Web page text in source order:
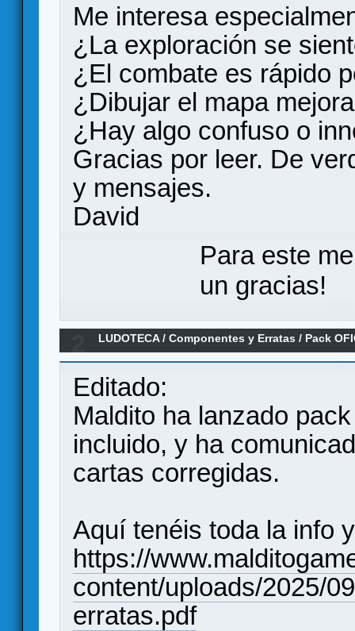
Me interesa
¿La exploración se
¿El combate es rápido
¿Dibujar el mapa
¿Hay algo confuso o
Gracias por leer. De
y mensajes.
David
Para este
un gracias!
LUDOTECA/Componentes y Erratas / Pack
Earthborne Rangers de Maldito
Editado:
Maldito ha lanzado
incluido, y ha
cartas corregidas.
Aquí tenéis toda la info
https://
content/uploads/2025/
erratas.pdf